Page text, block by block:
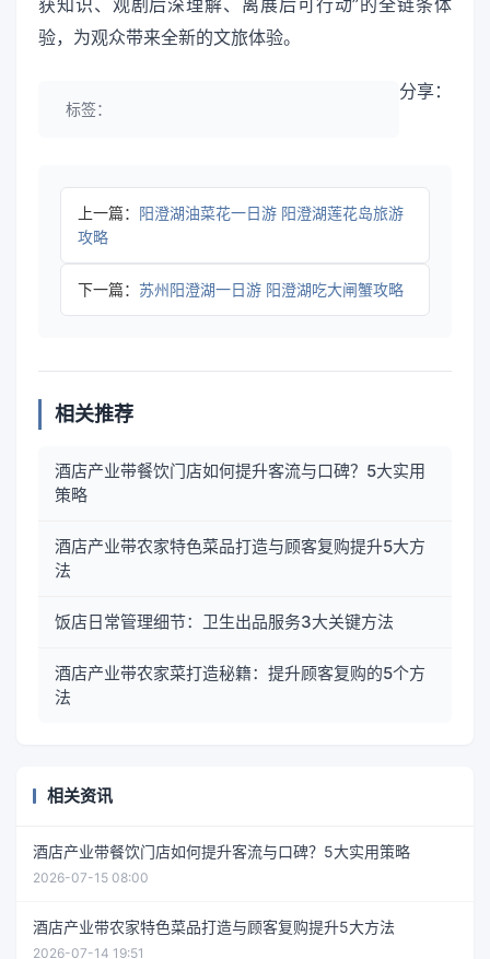
验，为观众带来全新的文旅体验。
分享：
标签：
上一篇： 阳澄湖油菜花一日游 阳澄湖莲花岛旅游
攻略
下一篇： 苏州阳澄湖一日游 阳澄湖吃大闸蟹攻略
相关推荐
酒店产业带餐饮门店如何提升客流与口碑？5大实用
策略
酒店产业带农家特色菜品打造与顾客复购提升5大方
法
饭店日常管理细节：卫生出品服务3大关键方法
酒店产业带农家菜打造秘籍：提升顾客复购的5个方
法
相关资讯
酒店产业带餐饮门店如何提升客流与口碑？5大实用策略
2026-07-15 08:00
酒店产业带农家特色菜品打造与顾客复购提升5大方法
2026-07-14 19:51